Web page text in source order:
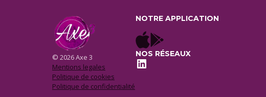
© 2026 Axe 3
Mentions legales
Politique de cookies
Politique de confidentialité
NOTRE APPLICATION
NOS RÉSEAUX
LinkedIn